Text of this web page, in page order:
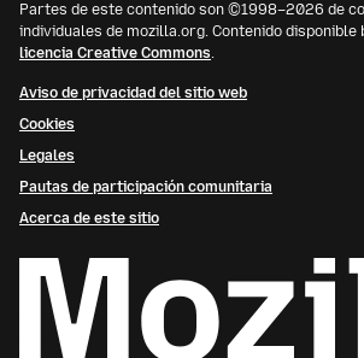
Partes de este contenido son ©1998–2026 de
individuales de mozilla.org. Contenido disponible
licencia Creative Commons.
Aviso de privacidad del sitio web
Cookies
Legales
Pautas de participación comunitaria
Acerca de este sitio